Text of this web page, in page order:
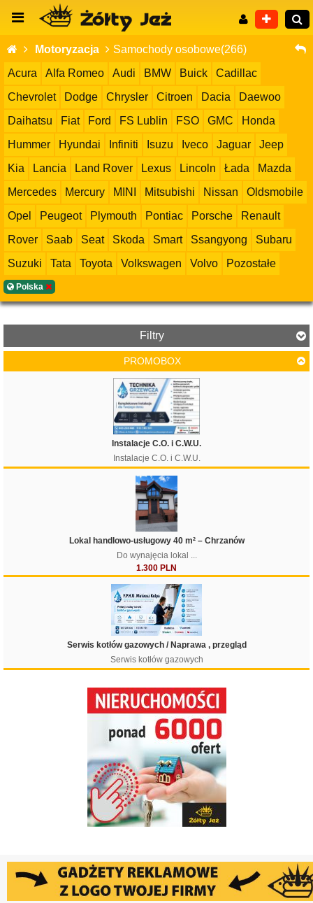
Motoryzacja
Samochody osobowe(266)
Acura
Alfa Romeo Audi BMW Buick
Cadillac
Chevrolet
Dodge Chrysler Citroen Dacia
Daewoo
Daihatsu
Fiat Ford FS Lublin FSO GMC
Honda
Hummer
Hyundai Infiniti Isuzu Iveco Jaguar
Jeep
Kia
Lancia Land Rover Lexus Lincoln Łada
Mazda
Mercedes
Mercury MINI Mitsubishi Nissan
Oldsmobile
Opel
Peugeot Plymouth Pontiac Porsche
Renault
Rover
Saab Seat Skoda Smart Ssangyong
Subaru
Suzuki
Tata Toyota Volkswagen Volvo Pozostałe
Polska
Filtry
Filtruj
PROMOBOX
Instalacje C.O. i C.W.U.
Instalacje C.O. i C.W.U.
Lokal handlowo-usługowy 40 m² – Chrzanów
Do wynajęcia lokal ...
1.300 PLN
Serwis kotłów gazowych / Naprawa , przegląd
Serwis kotłów gazowych